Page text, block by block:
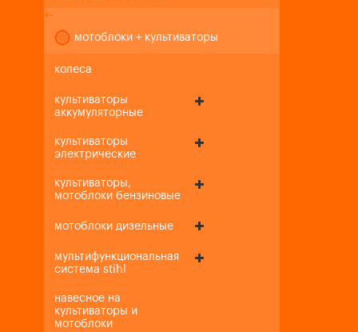
+-
мотоблоки + культиваторы
колеса
культиваторы
аккумуляторные
культиваторы
электрические
культиваторы,
мотоблоки бензиновые
мотоблоки дизельные
мультифункциональная
система stihl
навесное на
культиваторы и
мотоблоки